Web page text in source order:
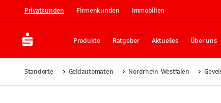
Privatkunden Firmenkunden Immobilien
Produkte Ratgeber Aktuelles Über uns
Standorte Geldautomaten Nordrhein-Westfalen